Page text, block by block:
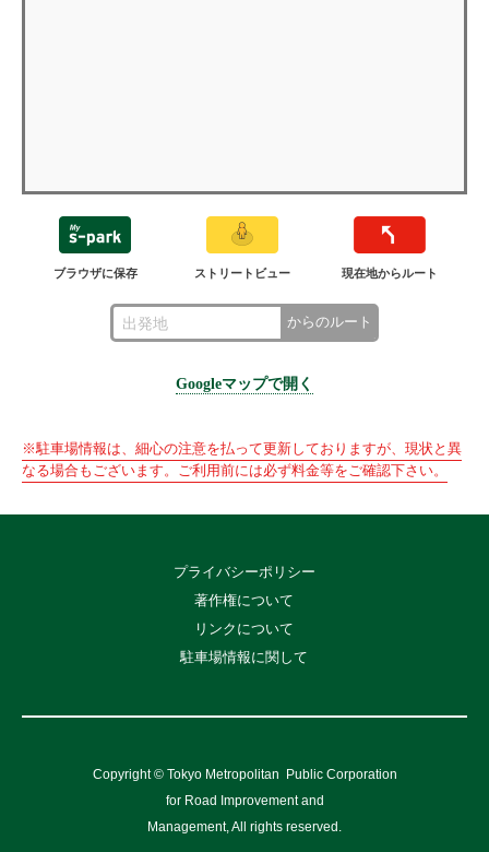
ブラウザに保存 ストリートビュー 現在地からルート
からのルート
Googleマップで開く
※駐車場情報は、細心の注意を払って更新しておりますが、現状と異
なる場合もございます。ご利用前には必ず料金等をご確認下さい。
プライバシーポリシー
著作権について
リンクについて
駐車場情報に関して
Copyright © Tokyo Metropolitan
Public Corporation
for Road Improvement and
Management, All rights reserved.